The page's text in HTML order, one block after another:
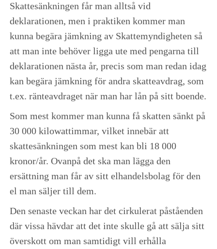
Skattesänkningen får man alltså vid
deklarationen, men i praktiken kommer man
kunna begära jämkning av Skattemyndigheten så
att man inte behöver ligga ute med pengarna till
deklarationen nästa år, precis som man redan idag
kan begära jämkning för andra skatteavdrag, som
t.ex. ränteavdraget när man har lån på sitt boende.
Som mest kommer man kunna få skatten sänkt på
30 000 kilowattimmar, vilket innebär att
skattesänkningen som mest kan bli 18 000
kronor/år. Ovanpå det ska man lägga den
ersättning man får av sitt elhandelsbolag för den
el man säljer till dem.
Den senaste veckan har det cirkulerat påståenden
där vissa hävdar att det inte skulle gå att sälja sitt
överskott om man samtidigt vill erhålla